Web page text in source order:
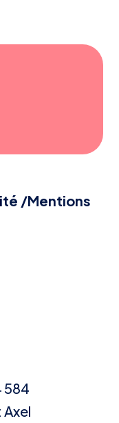
/Mentions
584